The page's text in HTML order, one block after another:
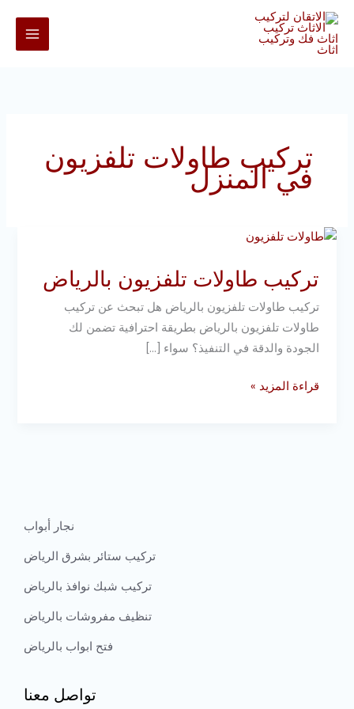
تخطي
إلى
المحتوى
تركيب طاولات تلفزيون
في المنزل
تركيب طاولات تلفزيون بالرياض
تركيب طاولات تلفزيون بالرياض هل تبحث عن تركيب
طاولات تلفزيون بالرياض بطريقة احترافية تضمن لك
الجودة والدقة في التنفيذ؟ سواء […]
تركيب
تلفزيون
قراءة المزيد »
نجار أبواب
تركيب ستائر بشرق الرياض
تركيب شبك نوافذ بالرياض
تنظيف مفروشات بالرياض
فتح ابواب بالرياض
تواصل معنا